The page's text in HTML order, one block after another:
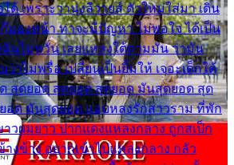
ด้ เพราะว่านุ่งลีวายส์ ตัวใหม่ใส่มา เดิน
มองหน้า ท่าจะมีปัญหา ไม่พอใจ ได้เป็น
นไม่หวั่น เลยแหลงใต้ถามมัน ว่ามัน
าไม่พรื่อ เปลี่ยนเป็นยิ้มให้ เจอะเด็กใต้
สุดยอด สุดยอด สุดยอด มันสุดยอด สุด
อด มันสุดยอด แอบหลงรักสาวราม ที่พัก
าวผมยาว ปากแดงแหลงกลาง ถูกสเป็ก
างข้าง อยากเข้าไปแหลงกลาง กลัว